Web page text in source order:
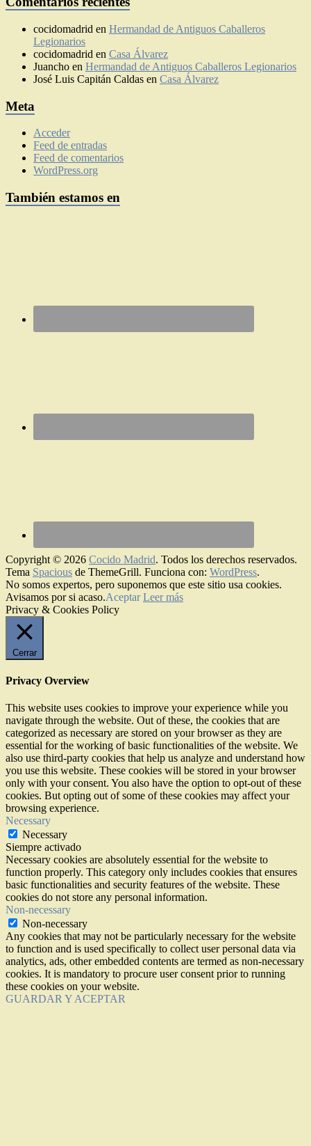
cocidomadrid en Hermandad de Antiguos Caballeros
Legionarios
cocidomadrid en Casa Álvarez
Juancho en Hermandad de Antiguos Caballeros Legionarios
José Luis Capitán Caldas en Casa Álvarez
Meta
Acceder
Feed de entradas
Feed de comentarios
WordPress.org
También estamos en
Copyright © 2026 Cocido Madrid. Todos los derechos reservados.
Tema Spacious de ThemeGrill. Funciona con: WordPress.
No somos expertos, pero suponemos que este sitio usa cookies.
Avisamos por si acaso.Aceptar Leer más
Privacy & Cookies Policy
Cerrar
Privacy Overview
This website uses cookies to improve your experience while you
navigate through the website. Out of these, the cookies that are
categorized as necessary are stored on your browser as they are
essential for the working of basic functionalities of the website. We
also use third-party cookies that help us analyze and understand how
you use this website. These cookies will be stored in your browser
only with your consent. You also have the option to opt-out of these
cookies. But opting out of some of these cookies may affect your
browsing experience.
Necessary
Necessary
Siempre activado
Necessary cookies are absolutely essential for the website to
function properly. This category only includes cookies that ensures
basic functionalities and security features of the website. These
cookies do not store any personal information.
Non-necessary
Non-necessary
Any cookies that may not be particularly necessary for the website
to function and is used specifically to collect user personal data via
analytics, ads, other embedded contents are termed as non-necessary
cookies. It is mandatory to procure user consent prior to running
these cookies on your website.
GUARDAR Y ACEPTAR